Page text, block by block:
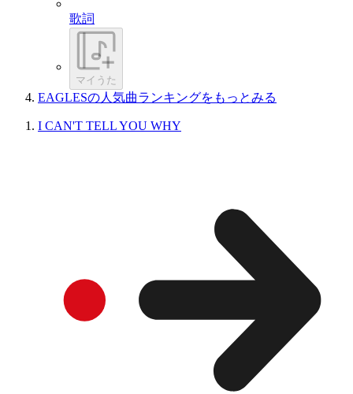
歌詞
マイうた
EAGLESの人気曲ランキングをもっとみる
I CAN'T TELL YOU WHY